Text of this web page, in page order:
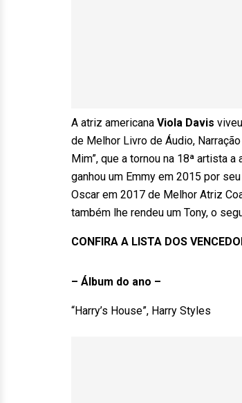
A atriz americana Viola Davis
de Melhor Livro de Áudio,
Mim”, que a tornou na 18ª artista
ganhou um Emmy em 2015 por
Oscar em 2017 de Melhor Atriz
também lhe rendeu um Tony, o
CONFIRA A LISTA DOS
– Álbum do ano –
“Harry’s House”, Harry Styles